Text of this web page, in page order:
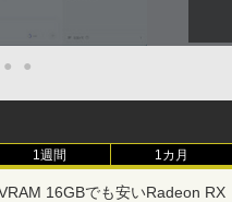
フレームレス＆広視野角A
晶ディスプレイ ［21.5型 /フ
/ワイド］ ブラック
● ●
1週間 1カ月
16GBでも安いRadeon RX